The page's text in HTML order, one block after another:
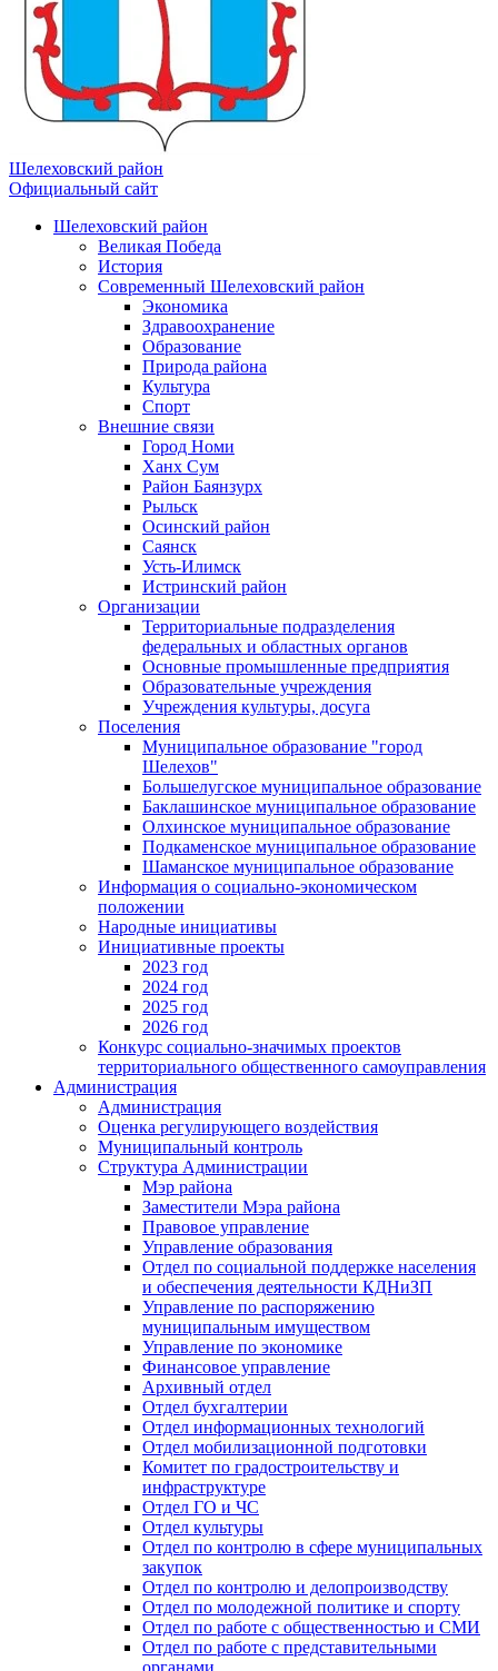
Шелеховский район
Официальный сайт
Шелеховский район
Великая Победа
История
Современный Шелеховский район
Экономика
Здравоохранение
Образование
Природа района
Культура
Спорт
Внешние связи
Город Номи
Ханх Сум
Район Баянзурх
Рыльск
Осинский район
Саянск
Усть-Илимск
Истринский район
Организации
Территориальные подразделения
федеральных и областных органов
Основные промышленные предприятия
Образовательные учреждения
Учреждения культуры, досуга
Поселения
Муниципальное образование "город
Шелехов"
Большелугское муниципальное образование
Баклашинское муниципальное образование
Олхинское муниципальное образование
Подкаменское муниципальное образование
Шаманское муниципальное образование
Информация о социально-экономическом
положении
Народные инициативы
Инициативные проекты
2023 год
2024 год
2025 год
2026 год
Конкурс социально-значимых проектов
территориального общественного самоуправления
Администрация
Администрация
Оценка регулирующего воздействия
Муниципальный контроль
Структура Администрации
Мэр района
Заместители Мэра района
Правовое управление
Управление образования
Отдел по социальной поддержке населения
и обеспечения деятельности КДНиЗП
Управление по распоряжению
муниципальным имуществом
Управление по экономике
Финансовое управление
Архивный отдел
Отдел бухгалтерии
Отдел информационных технологий
Отдел мобилизационной подготовки
Комитет по градостроительству и
инфраструктуре
Отдел ГО и ЧС
Отдел культуры
Отдел по контролю в сфере муниципальных
закупок
Отдел по контролю и делопроизводству
Отдел по молодежной политике и спорту
Отдел по работе с общественностью и СМИ
Отдел по работе с представительными
органами